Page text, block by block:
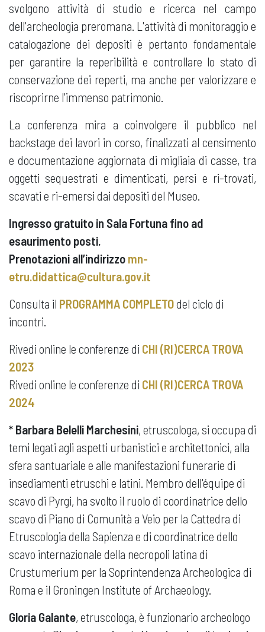
svolgono attività di studio e ricerca nel campo
dell'archeologia preromana. L'attività di monitoraggio e
catalogazione dei depositi è pertanto fondamentale
per garantire la reperibilità e controllare lo stato di
conservazione dei reperti, ma anche per valorizzare e
riscoprirne l'immenso patrimonio.
La conferenza mira a coinvolgere il pubblico nel
backstage dei lavori in corso, finalizzati al censimento
e documentazione aggiornata di migliaia di casse, tra
oggetti sequestrati e dimenticati, persi e ri-trovati,
scavati e ri-emersi dai depositi del Museo.
Ingresso gratuito in Sala Fortuna fino ad
esaurimento posti.
Prenotazioni all’indirizzo mn-
etru.didattica@cultura.gov.it
Consulta il PROGRAMMA COMPLETOdel ciclo di
incontri.
Rivedi online le conferenze di CHI (RI)CERCA TROVA
2023
Rivedi online le conferenze di CHI (RI)CERCA TROVA
2024
* Barbara Belelli Marchesini, etruscologa, si occupa di
temi legati agli aspetti urbanistici e architettonici, alla
sfera santuariale e alle manifestazioni funerarie di
insediamenti etruschi e latini. Membro dell'équipe di
scavo di Pyrgi, ha svolto il ruolo di coordinatrice dello
scavo di Piano di Comunità a Veio per la Cattedra di
Etruscologia della Sapienza e di coordinatrice dello
scavo internazionale della necropoli latina di
Crustumerium per la Soprintendenza Archeologica di
Roma e il Groningen Institute of Archaeology.
Gloria Galante, etruscologa, è funzionario archeologo